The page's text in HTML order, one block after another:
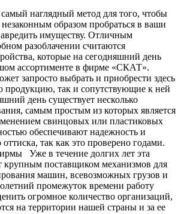
наглядный метод для того, чтобы
образом пробраться в ваши
имуществу. Отличным
разоблачении считаются
которые на сегодняшний день
ассортименте в фирме «СКАТ».
запросто выбрать и приобрести здесь
так и сопутствующие к ней
день существует несколько
самым простым из которых является
свинцовых или пластиковых
обеспечивают надежность и
оттиска, так как это проверено годами.
Уже в течение долгих лет эта
крупным поставщиком механизмов для
машин, всевозможных грузов и
промежуток времени работу
огромное количество организаций,
на территории нашей страны и за ее